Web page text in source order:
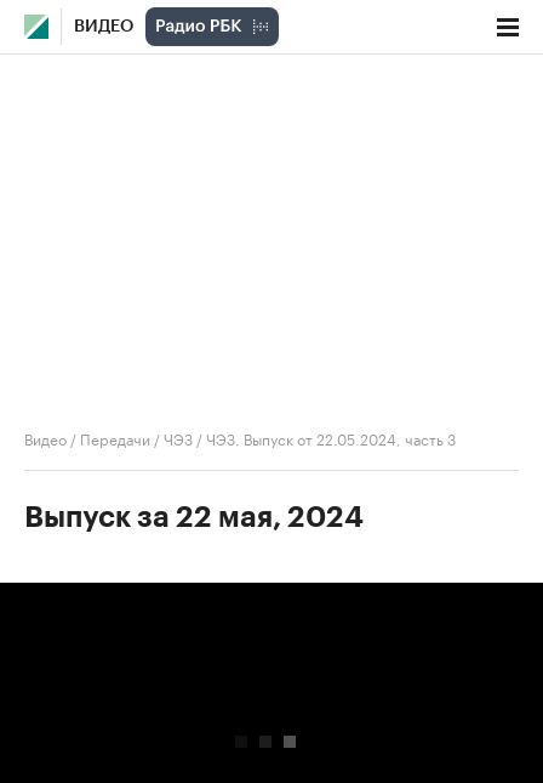
ВИДЕО
Видео / Передачи /ЧЭЗ /ЧЭЗ. Выпуск от 22.05.2024, часть 3
Выпуск за 22 мая, 2024